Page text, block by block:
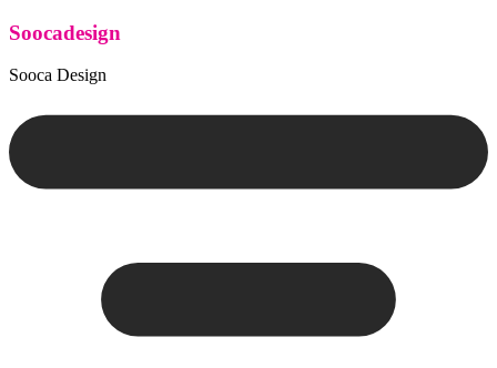
Soocadesign
Sooca Design